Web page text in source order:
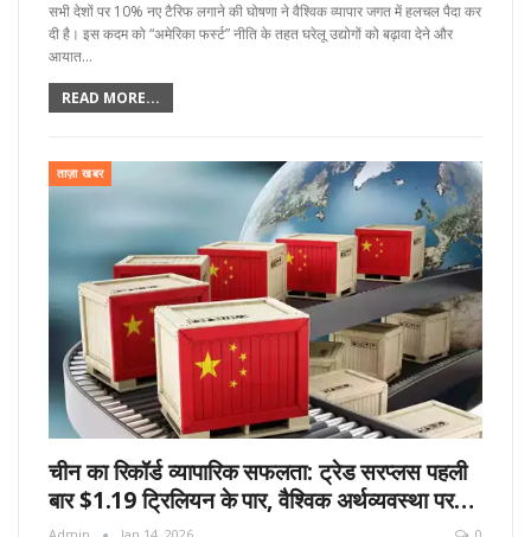
सभी देशों पर 10% नए टैरिफ लगाने की घोषणा ने वैश्विक व्यापार जगत में हलचल पैदा कर
दी है। इस कदम को “अमेरिका फर्स्ट” नीति के तहत घरेलू उद्योगों को बढ़ावा देने और
आयात…
READ MORE...
ताज़ा खबर
चीन का रिकॉर्ड व्यापारिक सफलता: ट्रेड सरप्लस पहली
बार $1.19 ट्रिलियन के पार, वैश्विक अर्थव्यवस्था पर…